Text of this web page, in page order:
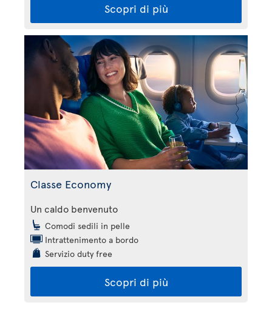
Scopri di più
Classe Economy
Un caldo benvenuto
Comodi sedili in pelle
Intrattenimento a bordo
Servizio duty free
Scopri di più